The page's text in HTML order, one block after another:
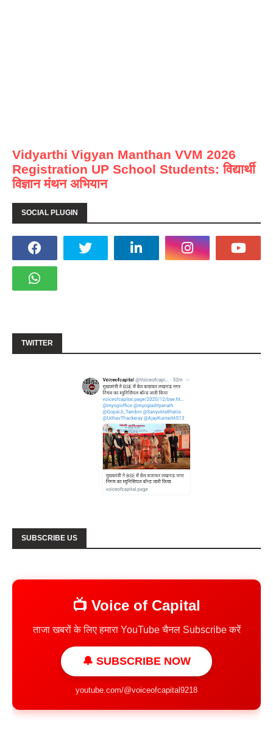
Vidyarthi Vigyan Manthan VVM 2026
Registration UP School Students: विद्यार्थी
विज्ञान मंथन अभियान
SOCIAL PLUGIN
TWITTER
SUBSCRIBE US
📺 Voice of Capital
ताजा खबरों के लिए हमारा YouTube चैनल Subscribe करें
🔔 SUBSCRIBE NOW
youtube.com/@voiceofcapital9218